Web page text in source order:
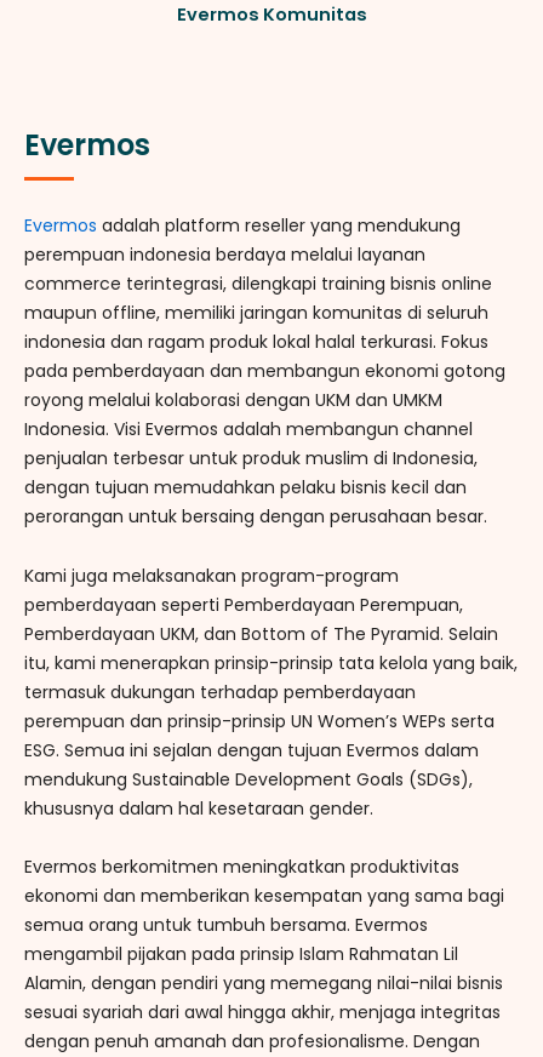
Evermos Komunitas
Evermos
Evermos adalah platform reseller yang mendukung
perempuan indonesia berdaya melalui layanan
commerce terintegrasi, dilengkapi training bisnis online
maupun offline, memiliki jaringan komunitas di seluruh
indonesia dan ragam produk lokal halal terkurasi. Fokus
pada pemberdayaan dan membangun ekonomi gotong
royong melalui kolaborasi dengan UKM dan UMKM
Indonesia. Visi Evermos adalah membangun channel
penjualan terbesar untuk produk muslim di Indonesia,
dengan tujuan memudahkan pelaku bisnis kecil dan
perorangan untuk bersaing dengan perusahaan besar.
Kami juga melaksanakan program-program
pemberdayaan seperti Pemberdayaan Perempuan,
Pemberdayaan UKM, dan Bottom of The Pyramid. Selain
itu, kami menerapkan prinsip-prinsip tata kelola yang baik,
termasuk dukungan terhadap pemberdayaan
perempuan dan prinsip-prinsip UN Women’s WEPs serta
ESG. Semua ini sejalan dengan tujuan Evermos dalam
mendukung Sustainable Development Goals (SDGs),
khususnya dalam hal kesetaraan gender.
Evermos berkomitmen meningkatkan produktivitas
ekonomi dan memberikan kesempatan yang sama bagi
semua orang untuk tumbuh bersama. Evermos
mengambil pijakan pada prinsip Islam Rahmatan Lil
Alamin, dengan pendiri yang memegang nilai-nilai bisnis
sesuai syariah dari awal hingga akhir, menjaga integritas
dengan penuh amanah dan profesionalisme. Dengan